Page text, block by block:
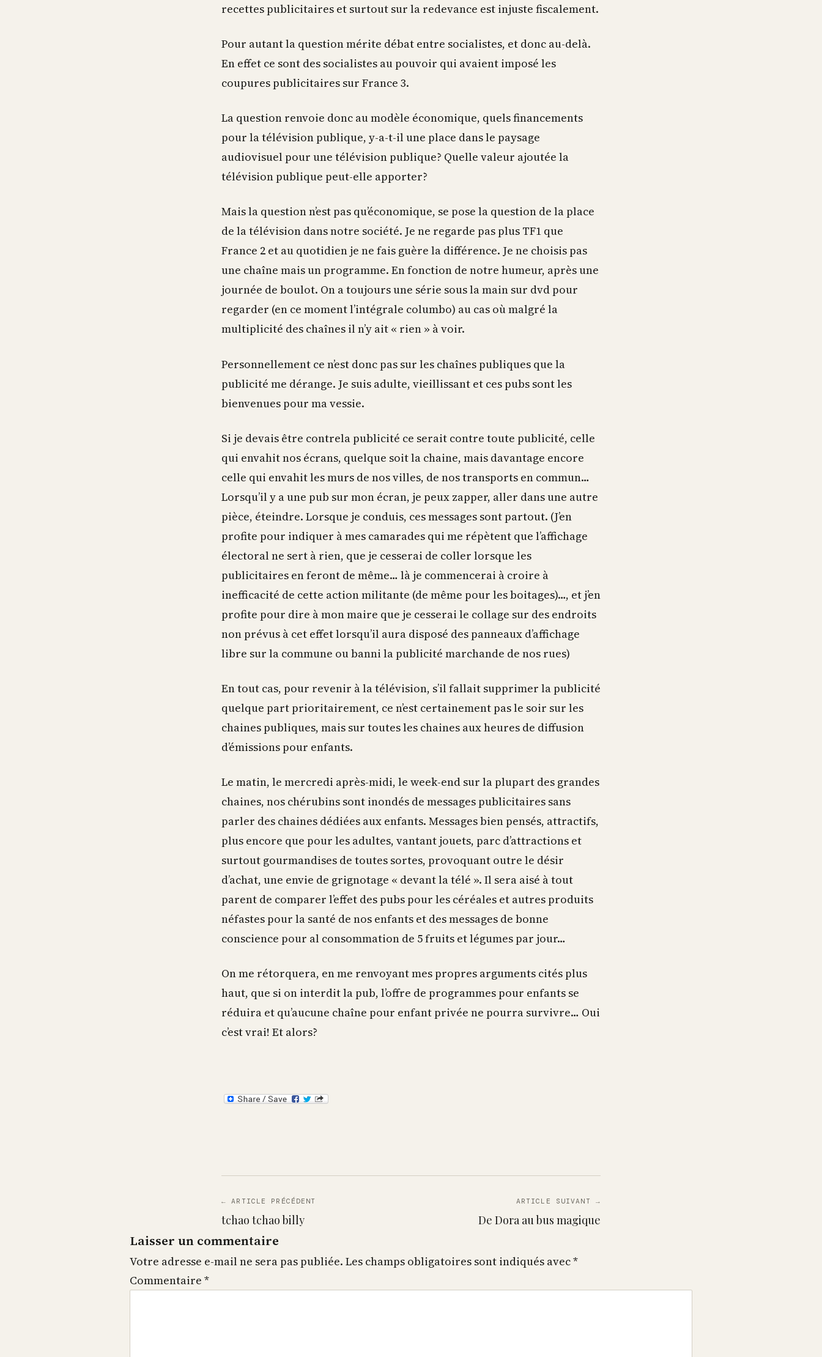
recettes publicitaires et surtout sur la redevance est injuste fiscalement.
Pour autant la question mérite débat entre socialistes, et donc au-delà.
En effet ce sont des socialistes au pouvoir qui avaient imposé les
coupures publicitaires sur France 3.
La question renvoie donc au modèle économique, quels financements
pour la télévision publique, y-a-t-il une place dans le paysage
audiovisuel pour une télévision publique? Quelle valeur ajoutée la
télévision publique peut-elle apporter?
Mais la question n’est pas qu’économique, se pose la question de la place
de la télévision dans notre société. Je ne regarde pas plus TF1 que
France 2 et au quotidien je ne fais guère la différence. Je ne choisis pas
une chaîne mais un programme. En fonction de notre humeur, après une
journée de boulot. On a toujours une série sous la main sur dvd pour
regarder (en ce moment l’intégrale columbo) au cas où malgré la
multiplicité des chaînes il n’y ait « rien » à voir.
Personnellement ce n’est donc pas sur les chaînes publiques que la
publicité me dérange. Je suis adulte, vieillissant et ces pubs sont les
bienvenues pour ma vessie.
Si je devais être contrela publicité ce serait contre toute publicité, celle
qui envahit nos écrans, quelque soit la chaine, mais davantage encore
celle qui envahit les murs de nos villes, de nos transports en commun…
Lorsqu’il y a une pub sur mon écran, je peux zapper, aller dans une autre
pièce, éteindre. Lorsque je conduis, ces messages sont partout. (J’en
profite pour indiquer à mes camarades qui me répètent que l’affichage
électoral ne sert à rien, que je cesserai de coller lorsque les
publicitaires en feront de même… là je commencerai à croire à
inefficacité de cette action militante (de même pour les boitages)…, et j’en
profite pour dire à mon maire que je cesserai le collage sur des endroits
non prévus à cet effet lorsqu’il aura disposé des panneaux d’affichage
libre sur la commune ou banni la publicité marchande de nos rues)
En tout cas, pour revenir à la télévision, s’il fallait supprimer la publicité
quelque part prioritairement, ce n’est certainement pas le soir sur les
chaines publiques, mais sur toutes les chaines aux heures de diffusion
d’émissions pour enfants.
Le matin, le mercredi après-midi, le week-end sur la plupart des grandes
chaines, nos chérubins sont inondés de messages publicitaires sans
parler des chaines dédiées aux enfants. Messages bien pensés, attractifs,
plus encore que pour les adultes, vantant jouets, parc d’attractions et
surtout gourmandises de toutes sortes, provoquant outre le désir
d’achat, une envie de grignotage « devant la télé ». Il sera aisé à tout
parent de comparer l’effet des pubs pour les céréales et autres produits
néfastes pour la santé de nos enfants et des messages de bonne
conscience pour al consommation de 5 fruits et légumes par jour…
On me rétorquera, en me renvoyant mes propres arguments cités plus
haut, que si on interdit la pub, l’offre de programmes pour enfants se
réduira et qu’aucune chaîne pour enfant privée ne pourra survivre… Oui
c’est vrai! Et alors?
← ARTICLE PRÉCÉDENT
tchao tchao billy
ARTICLE SUIVANT →
De Dora au bus magique
Laisser un commentaire
Votre adresse e-mail ne sera pas publiée. Les champs obligatoires sont indiqués avec*
Commentaire *